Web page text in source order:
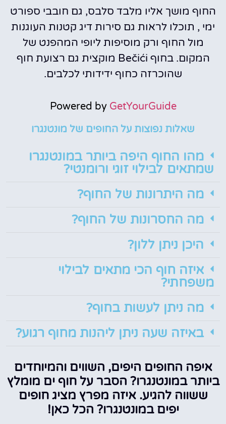
החוף מושך אליו מלבד סלבס, גם חובבי ספורט
ימי , תוכלו לראות גם סירות דיג קטנות העוגנות
מול החוף ורק מוסיפות ליופי המהפנט של
המקום. בחוף Bečići מוקצית גם רצועת חוף
שהוכרזה כחוף ידידותי לכלבים.
Powered by GetYourGuide
שאלות נפוצות על החופים של מונטנגרו
מהו החוף היפה ביותר במונטנגרו
שמתאים לבילוי זוגי ורומנטי?
מה היתרונות של החוף?
מה החסרונות של החוף?
היכן ניתן ללון?
איזה חוף הכי מתאים לבילוי
משפחתי?
מה ניתן לעשות בחוף?
באיזה שעה ניתן ליהנות מחוף רגוע?
איפה החופים היפים, השווים והמיוחדים
ביותר במונטנגרו? הסבר על חוף ים מומלץ
ששווה להגיע. איזה מפרץ מציג חופים
יפים במונטנגרו? הכל כאן!